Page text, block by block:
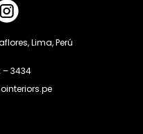
Lima, Perú
– 3434